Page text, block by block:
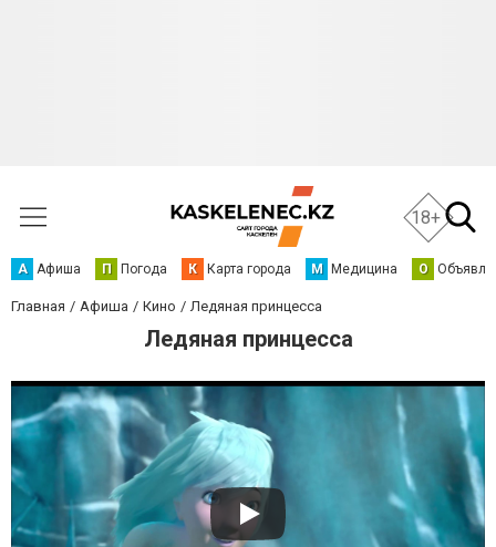
18+
А Афиша П Погода К Карта города М Медицина О
Главная Афиша Кино Ледяная принцесса
Ледяная принцесса